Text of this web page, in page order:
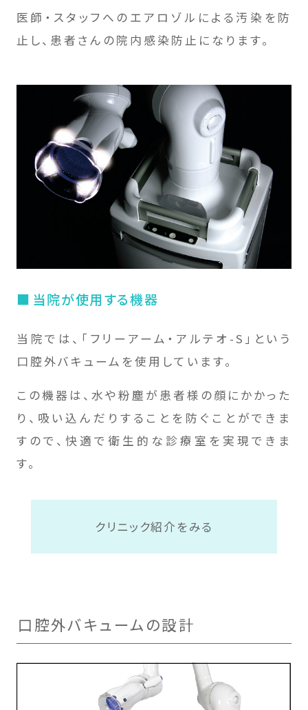
医師・スタッフへのエアロゾルによる汚染を防
止し、患者さんの院内感染防止になります。
当院が使用する機器
当院では、「フリーアーム・アルテオ-S」という
口腔外バキュームを使用しています。
この機器は、水や粉塵が患者様の顔にかかった
り、吸い込んだりすることを防ぐことができま
すので、快適で衛生的な診療室を実現できま
す。
クリニック紹介をみる
口腔外バキュームの設計